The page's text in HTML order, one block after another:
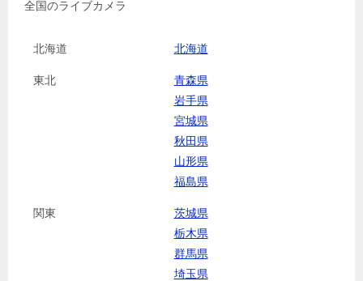
全国のライブカメラ
北海道 北海道
東北
青森県
岩手県
宮城県
秋田県
山形県
福島県
関東
茨城県
栃木県
群馬県
埼玉県